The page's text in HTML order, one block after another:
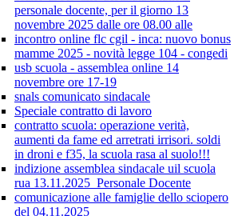
personale docente, per il giorno 13
novembre 2025 dalle ore 08.00 alle
incontro online flc cgil - inca: nuovo bonus
mamme 2025 - novità legge 104 - congedi
usb scuola - assemblea online 14
novembre ore 17-19
snals comunicato sindacale
Speciale contratto di lavoro
contratto scuola: operazione verità,
aumenti da fame ed arretrati irrisori. soldi
in droni e f35, la scuola rasa al suolo!!!
indizione assemblea sindacale uil scuola
rua 13.11.2025_Personale Docente
comunicazione alle famiglie dello sciopero
del 04.11.2025